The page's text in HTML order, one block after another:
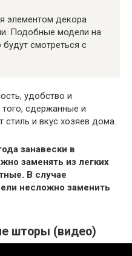
элементом декора
Подобные модели на
смотреться с
удобство и
сдержанные и
стиль и вкус хозяев дома.
занавески в
заменять из легких
В случае
несложно заменить
шторы (видео)